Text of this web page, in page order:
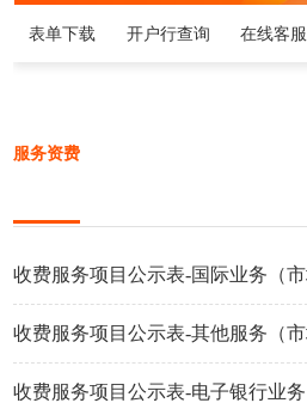
表单下载 开户行查询 在线客服
服务资费